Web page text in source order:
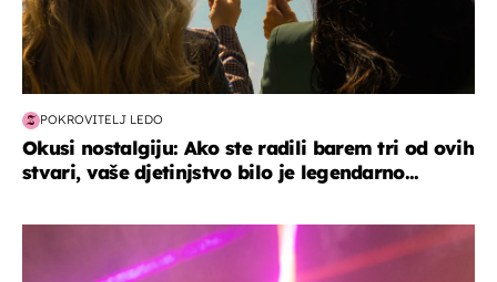
POKROVITELJ LEDO
Okusi nostalgiju: Ako ste radili barem tri od ovih
stvari, vaše djetinjstvo bilo je legendarno...